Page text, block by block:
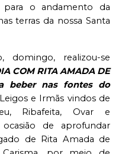
para o andamento da
terras da nossa Santa
realizou-se
COM RITA AMADA DE
beber nas fontes do
e Irmãs vindos de
Ribafeita, Ovar e
de aprofundar
de Rita Amada de